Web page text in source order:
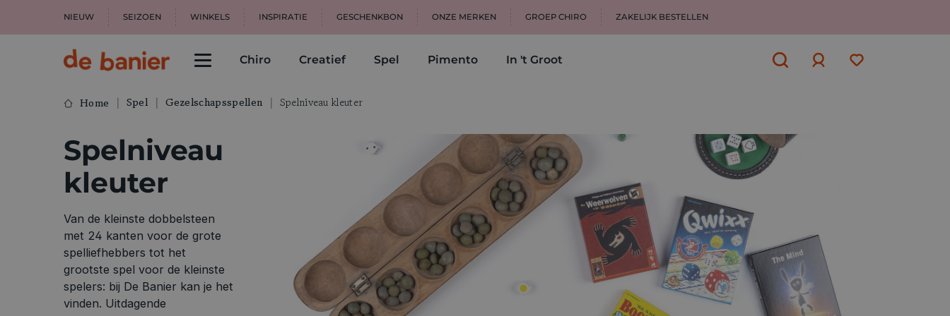
NIEUW SEIZOEN WINKELS INSPIRATIE GESCHENKBON ONZE MERKEN GROEP CHIRO ZAKELIJK BESTELLEN
Chiro Creatief Spel Pimento In 't Groot
Home Spel Gezelschapsspellen Spelniveau kleuter
Spelniveau
kleuter
Van de kleinste dobbelsteen
met 24 kanten voor de grote
spelliefhebbers tot het
grootste spel voor de kleinste
spelers: bij De Banier kan je het
vinden. Uitdagende